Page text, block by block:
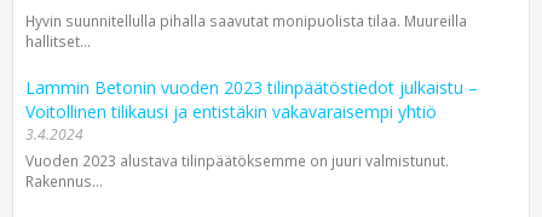
Hyvin suunnitellulla pihalla saavutat monipuolista tilaa. Muureilla
hallitset...
Lammin Betonin vuoden 2023 tilinpäätöstiedot julkaistu –
Voitollinen tilikausi ja entistäkin vakavaraisempi yhtiö
3.4.2024
Vuoden 2023 alustava tilin­päätöksemme on juuri valmistunut.
Rakennus­...